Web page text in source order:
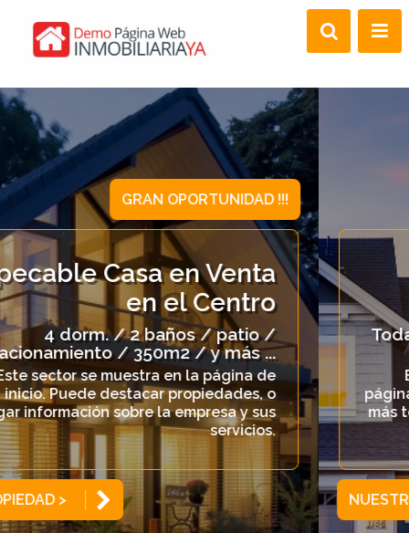
DEMO PAGINA WEB
INMOBILIARIA
Toda nuestra experiencia puesta a su
disposición.
Este es un DEMO de como puede ser tu
página web. Personalizaremos el diseño que
más te guste de acuerdo a los colores de tu
preferencia.
NUESTROS SERVICIOS